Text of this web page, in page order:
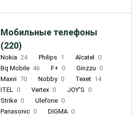
Мобильные телефоны
(220)
Nokia 24 Philips 1 Alcatel
0
Bq Mobile 46 F+ 0 Ginzzu 0
Maxvi 70 Nobby 0 Texet 14
ITEL 0 Vertex 0 JOY'S 0
Strike 0 Ulefone 0
Panasonic 0 DIGMA 0